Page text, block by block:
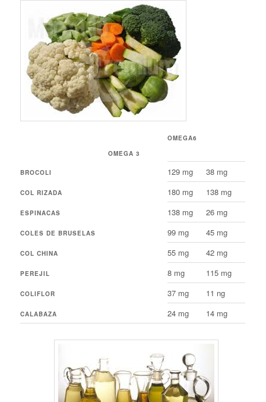
OMEGA 3
OMEGA6
BROCOLI 129 mg 38 mg
COL RIZADA 180 mg 138 mg
ESPINACAS 138 mg 26 mg
COLES DE BRUSELAS 99 mg 45 mg
COL CHINA 55 mg 42 mg
PEREJIL 8 mg 115 mg
COLIFLOR 37 mg 11 ng
CALABAZA 24 mg 14 mg